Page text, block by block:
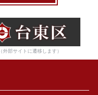
（外部サイトに遷移します）